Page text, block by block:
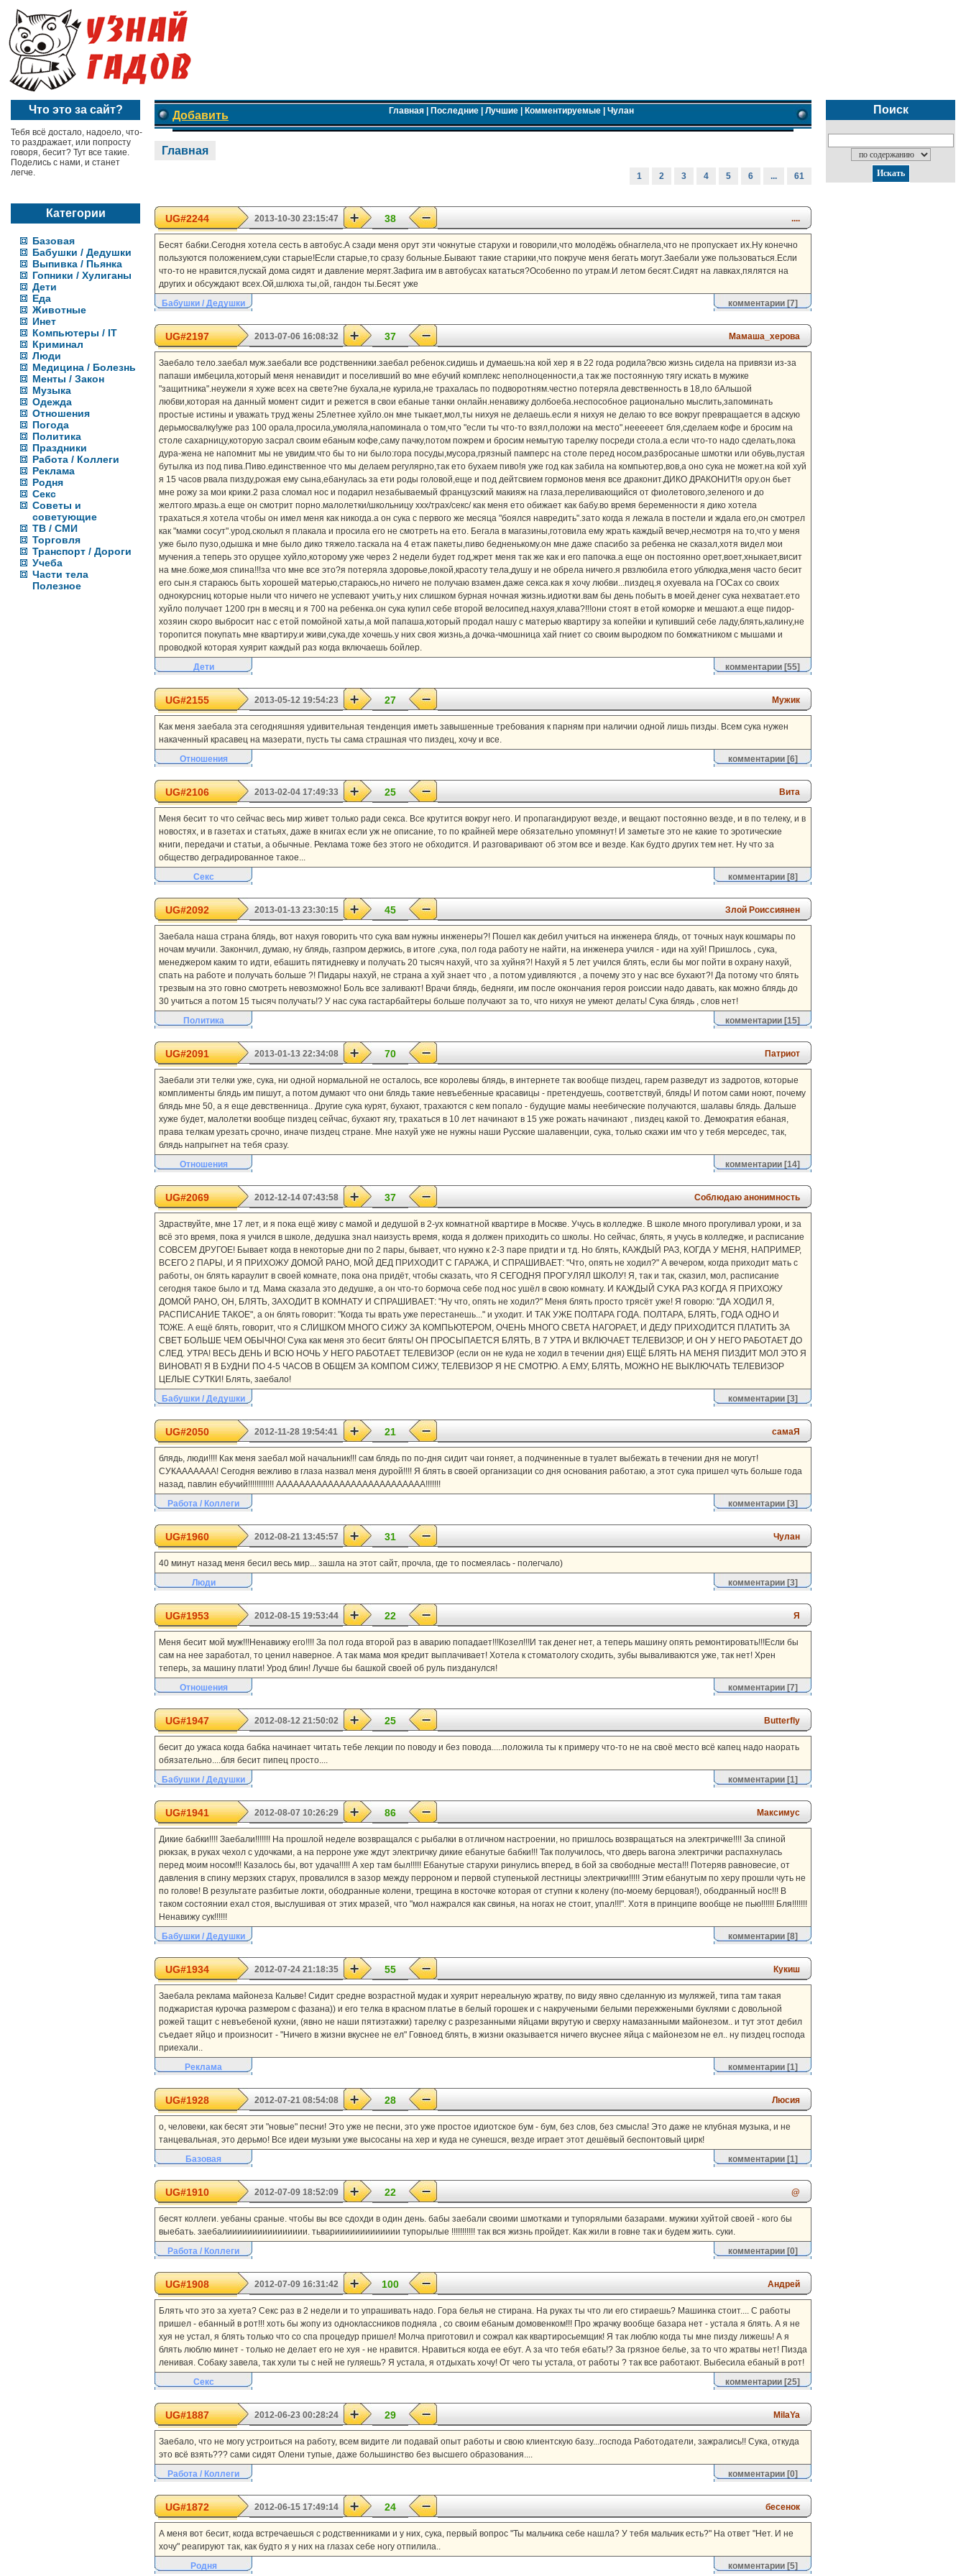
Что это за сайт?
Тебя всё достало, надоело, что-
то раздражает, или попросту
говоря, бесит? Тут все такие.
Поделись с нами, и станет
легче.
Категории
Базовая
Бабушки / Дедушки
Выпивка / Пьянка
Гопники / Хулиганы
Дети
Еда
Животные
Инет
Компьютеры / IT
Криминал
Люди
Медицина / Болезнь
Менты / Закон
Музыка
Одежда
Отношения
Погода
Политика
Праздники
Работа / Коллеги
Реклама
Родня
Секс
Советы и
советующие
ТВ / СМИ
Торговля
Транспорт / Дороги
Учеба
Части тела
Полезное
Добавить Главная| Последние| Лучшие| Комментируемые| Чулан
Главная
1 2 3 4 5 6 ... 61
UG#2244 2013-10-30 23:15:47 38 ....
Бесят бабки.Сегодня хотела сесть в автобус.А сзади меня орут эти чокнутые старухи и говорили,что молодёжь обнаглела,что не пропускает их.Ну конечно
пользуются положением,суки старые!Если старые,то сразу больные.Бывают такие старики,что покруче меня бегать могут.Заебали уже пользоваться.Если
что-то не нравится,пускай дома сидят и давление мерят.Зафига им в автобусах кататься?Особенно по утрам.И летом бесят.Сидят на лавках,пялятся на
других и обсуждают всех.Ой,шлюха ты,ой, гандон ты.Бесят уже
Бабушки / Дедушки
комментарии[7]
UG#2197 2013-07-06 16:08:32 37 Мамаша_херова
Заебало тело.заебал муж.заебали все родственники.заебал ребенок.сидишь и думаешь:на кой хер я в 22 года родила?всю жизнь сидела на привязи из-за
папаши имбецила,который меня ненавидит и поселивший во мне ебучий комплекс неполноценности,а так же постоянную тягу искать в мужике
"защитника".неужели я хуже всех на свете?не бухала,не курила,не трахалась по подворотням.честно потеряла девственность в 18,по бАльшой
любви,которая на данный момент сидит и режется в свои ебаные танки онлайн.ненавижу долбоеба.неспособное рационально мыслить,запоминать
простые истины и уважать труд жены 25летнее хуйло.он мне тыкает,мол,ты нихуя не делаешь.если я нихуя не делаю то все вокруг превращается в адскую
дерьмосвалку!уже раз 100 орала,просила,умоляла,напоминала о том,что "если ты что-то взял,положи на место".неееееет бля,сделаем кофе и бросим на
столе сахарницу,которую засрал своим ебаным кофе,саму пачку,потом пожрем и бросим немытую тарелку посреди стола.а если что-то надо сделать,пока
дура-жена не напомнит мы не увидим.что бы то ни было:гора посуды,мусора,грязный памперс на столе перед носом,разбросаные шмотки или обувь,пустая
бутылка из под пива.Пиво.единственное что мы делаем регулярно,так ето бухаем пиво!я уже год как забила на компьютер,вов,а оно сука не может.на кой хуй
я 15 часов рвала пизду,рожая ему сына,ебанулась за ети роды головой,еще и под дейтсвием гормонов меня все драконит.ДИКО ДРАКОНИТ!я ору.он бьет
мне рожу за мои крики.2 раза сломал нос и подарил незабываемый французский макияж на глаза,переливающийся от фиолетового,зеленого и до
желтого.мразь.а еще он смотрит порно.малолетки/школьницу xxx/трах/секс/ как меня ето обижает как бабу.во время беременности я дико хотела
трахаться.я хотела чтобы он имел меня как никогда.а он сука с первого же месяца "боялся навредить".зато когда я лежала в постели и ждала его,он смотрел
как "мамки сосут".урод.сколькл я плакала и просила его не смотреть на ето. Бегала в магазины,готовила ему жрать каждый вечер,несмотря на то,что у меня
уже было пузо,одышка и мне было дико тяжело.таскала на 4 етаж пакеты,пиво бедненькому.он мне даже спасибо за ребенка не сказал,хотя видел мои
мучения.а теперь это орущее хуйло,которому уже через 2 недели будет год,жрет меня так же как и его папочка.а еще он постоянно орет,воет,хныкает,висит
на мне.боже,моя спина!!!за что мне все это?я потеряла здоровье,покой,красоту тела,душу и не обрела ничего.я рвзлюбила етого ублюдка,меня часто бесит
его сын.я стараюсь быть хорошей матерью,стараюсь,но ничего не получаю взамен.даже секса.как я хочу любви...пиздец.я охуевала на ГОСах со своих
однокурсниц которые ныли что ничего не успевают учить,у них слишком бурная ночная жизнь.идиотки.вам бы день побыть в моей.денег сука нехватает.ето
хуйло получает 1200 грн в месяц и я 700 на ребенка.он сука купил себе второй велосипед.нахуя,клава?!!!они стоят в етой коморке и мешают.а еще пидор-
хозяин скоро выбросит нас с етой помойной хаты,а мой папаша,который продал нашу с матерью квартиру за копейки и купивший себе ладу,блять,калину,не
торопится покупать мне квартиру.и живи,сука,где хочешь.у них своя жизнь,а дочка-чмошница хай гниет со своим выродком по бомжатником с мышами и
проводкой которая хуярит каждый раз когда включаешь бойлер.
Дети
комментарии [55]
UG#2155 2013-05-12 19:54:23 27 Мужик
Как меня заебала эта сегодняшняя удивительная тенденция иметь завышенные требования к парням при наличии одной лишь пизды. Всем сука нужен
накаченный красавец на мазерати, пусть ты сама страшная что пиздец, хочу и все.
Отношения
комментарии[6]
UG#2106 2013-02-04 17:49:33 25 Вита
Меня бесит то что сейчас весь мир живет только ради секса. Все крутится вокруг него. И пропагандируют везде, и вещают постоянно везде, и в по телеку, и в
новостях, и в газетах и статьях, даже в книгах если уж не описание, то по крайней мере обязательно упомянут! И заметьте это не какие то эротические
книги, передачи и статьи, а обычные. Реклама тоже без этого не обходится. И разговаривают об этом все и везде. Как будто других тем нет. Ну что за
общество деградированное такое...
Секс
комментарии[8]
UG#2092 2013-01-13 23:30:15 45 Злой Роиссиянен
Заебала наша страна блядь, вот нахуя говорить что сука вам нужны инженеры?! Пошел как дебил учиться на инженера блядь, от точных наук кошмары по
ночам мучили. Закончил, думаю, ну блядь, газпром держись, в итоге ,сука, пол года работу не найти, на инженера учился - иди на хуй! Пришлось , сука,
менеджером каким то идти, ебашить пятидневку и получать 20 тысяч нахуй, что за хуйня?! Нахуй я 5 лет учился блять, если бы мог пойти в охрану нахуй,
спать на работе и получать больше ?! Пидары нахуй, не страна а хуй знает что , а потом удивляются , а почему это у нас все бухают?! Да потому что блять
трезвым на это говно смотреть невозможно! Боль все заливают! Врачи блядь, бедняги, им после окончания героя роиссии надо давать, как можно блядь до
30 учиться а потом 15 тысяч получать!? У нас сука гастарбайтеры больше получают за то, что нихуя не умеют делать! Сука блядь , слов нет!
Политика
комментарии [15]
UG#2091 2013-01-13 22:34:08 70 Патриот
Заебали эти телки уже, сука, ни одной нормальной не осталось, все королевы блядь, в интернете так вообще пиздец, гарем разведут из задротов, которые
комплименты блядь им пишут, а потом думают что они блядь такие невъебенные красавицы - претендуешь, соответствуй, блядь! И потом сами ноют, почему
блядь мне 50, а я еще девственница.. Другие сука курят, бухают, трахаются с кем попало - будущие мамы неебические получаются, шалавы блядь. Дальше
хуже будет, малолетки вообще пиздец сейчас, бухают ягу, трахаться в 10 лет начинают в 15 уже рожать начинают , пиздец какой то. Демократия ебаная,
права телкам урезать срочно, иначе пиздец стране. Мне нахуй уже не нужны наши Русские шалавенции, сука, только скажи им что у тебя мерседес, так,
блядь напрыгнет на тебя сразу.
Отношения
комментарии [14]
UG#2069 2012-12-14 07:43:58 37 Соблюдаю анонимность
Здраствуйте, мне 17 лет, и я пока ещё живу с мамой и дедушой в 2-ух комнатной квартире в Москве. Учусь в колледже. В школе много прогуливал уроки, и за
всё это время, пока я учился в школе, дедушка знал наизусть время, когда я должен приходить со школы. Но сейчас, блять, я учусь в колледже, и расписание
СОВСЕМ ДРУГОЕ! Бывает когда в некоторые дни по 2 пары, бывает, что нужно к 2-3 паре придти и тд. Но блять, КАЖДЫЙ РАЗ, КОГДА У МЕНЯ, НАПРИМЕР,
ВСЕГО 2 ПАРЫ, И Я ПРИХОЖУ ДОМОЙ РАНО, МОЙ ДЕД ПРИХОДИТ С ГАРАЖА, И СПРАШИВАЕТ: "Что, опять не ходил?" А вечером, когда приходит мать с
работы, он блять караулит в своей комнате, пока она придёт, чтобы сказать, что Я СЕГОДНЯ ПРОГУЛЯЛ ШКОЛУ! Я, так и так, сказил, мол, расписание
сегодня такое было и тд. Мама сказала это дедушке, а он что-то бормоча себе под нос ушёл в свою комнату. И КАЖДЫЙ СУКА РАЗ КОГДА Я ПРИХОЖУ
ДОМОЙ РАНО, ОН, БЛЯТЬ, ЗАХОДИТ В КОМНАТУ И СПРАШИВАЕТ: "Ну что, опять не ходил?" Меня блять просто трясёт уже! Я говорю: "ДА ХОДИЛ Я,
РАСПИСАНИЕ ТАКОЕ", а он блять говорит: "Когда ты врать уже перестанешь..." и уходит. И ТАК УЖЕ ПОЛТАРА ГОДА. ПОЛТАРА, БЛЯТЬ, ГОДА ОДНО И
ТОЖЕ. А ещё блять, говорит, что я СЛИШКОМ МНОГО СИЖУ ЗА КОМПЬЮТЕРОМ, ОЧЕНЬ МНОГО СВЕТА НАГОРАЕТ, И ДЕДУ ПРИХОДИТСЯ ПЛАТИТЬ ЗА
СВЕТ БОЛЬШЕ ЧЕМ ОБЫЧНО! Сука как меня это бесит блять! ОН ПРОСЫПАЕТСЯ БЛЯТЬ, В 7 УТРА И ВКЛЮЧАЕТ ТЕЛЕВИЗОР, И ОН У НЕГО РАБОТАЕТ ДО
СЛЕД. УТРА! ВЕСЬ ДЕНЬ И ВСЮ НОЧЬ У НЕГО РАБОТАЕТ ТЕЛЕВИЗОР (если он не куда не ходил в течении дня) ЕЩЁ БЛЯТЬ НА МЕНЯ ПИЗДИТ МОЛ ЭТО Я
ВИНОВАТ! Я В БУДНИ ПО 4-5 ЧАСОВ В ОБЩЕМ ЗА КОМПОМ СИЖУ, ТЕЛЕВИЗОР Я НЕ СМОТРЮ. А ЕМУ, БЛЯТЬ, МОЖНО НЕ ВЫКЛЮЧАТЬ ТЕЛЕВИЗОР
ЦЕЛЫЕ СУТКИ! Блять, заебало!
Бабушки / Дедушки
комментарии[3]
UG#2050 2012-11-28 19:54:41 21 самаЯ
блядь, люди!!!! Как меня заебал мой начальник!!! сам блядь по по-дня сидит чаи гоняет, а подчиненные в туалет выбежать в течении дня не могут!
СУКААААААА! Сегодня вежливо в глаза назвал меня дурой!!!! Я блять в своей организации со дня основания работаю, а этот сука пришел чуть больше года
назад, павлин ебучий!!!!!!!!!!!! АААААААААААААААААААААААААА!!!!!!!
Работа / Коллеги
комментарии[3]
UG#1960 2012-08-21 13:45:57 31 Чулан
40 минут назад меня бесил весь мир... зашла на этот сайт, прочла, где то посмеялась - полегчало)
Люди
комментарии[3]
UG#1953 2012-08-15 19:53:44 22 Я
Меня бесит мой муж!!!Ненавижу его!!!! За пол года второй раз в аварию попадает!!!Козел!!!И так денег нет, а теперь машину опять ремонтировать!!!Если бы
сам на нее заработал, то ценил наверное. А так мама моя кредит выплачивает! Хотела к стоматологу сходить, зубы вываливаются уже, так нет! Хрен
теперь, за машину плати! Урод блин! Лучше бы башкой своей об руль пизданулся!
Отношения
комментарии[7]
UG#1947 2012-08-12 21:50:02 25 Butterfly
бесит до ужаса когда бабка начинает читать тебе лекции по поводу и без повода.....положила ты к примеру что-то не на своё место всё капец надо наорать
обязательно....бля бесит пипец просто....
Бабушки / Дедушки
комментарии[1]
UG#1941 2012-08-07 10:26:29 86 Максимус
Дикие бабки!!!! Заебали!!!!!!! На прошлой неделе возвращался с рыбалки в отличном настроении, но пришлось возвращаться на электричке!!!! За спиной
рюкзак, в руках чехол с удочками, а на перроне уже ждут электричку дикие ебанутые бабки!!! Так получилось, что дверь вагона электрички распахнулась
перед моим носом!!! Казалось бы, вот удача!!!!! А хер там был!!!!! Ебанутые старухи ринулись вперед, в бой за свободные места!!! Потеряв равновесие, от
давления в спину мерзких старух, провалился в зазор между перроном и первой ступенькой лестницы электрички!!!!! Этим ебанутым по херу прошли чуть не
по голове! В результате разбитые локти, ободранные колени, трещина в косточке которая от ступни к колену (по-моему берцовая!), ободранный нос!!! В
таком состоянии ехал стоя, выслушивая от этих мразей, что "мол нажрался как свинья, на ногах не стоит, упал!!!". Хотя в принципе вообще не пью!!!!!! Бля!!!!!!!
Ненавижу сук!!!!!!
Бабушки / Дедушки
комментарии[8]
UG#1934 2012-07-24 21:18:35 55 Кукиш
Заебала реклама майонеза Кальве! Сидит средне возрастной мудак и хуярит нереальную жратву, по виду явно сделанную из муляжей, типа там такая
поджаристая курочка размером с фазана)) и его телка в красном платье в белый горошек и с накручеными белыми пережжеными буклями с довольной
рожей тащит с невъебеной кухни, (явно не наши пятиэтажки) тарелку с разрезанными яйцами вкрутую и сверху намазанными майонезом.. и тут этот дебил
съедает яйцо и произносит - "Ничего в жизни вкуснее не ел" Говноед блять, в жизни оказывается ничего вкуснее яйца с майонезом не ел.. ну пиздец господа
приехали..
Реклама
комментарии[1]
UG#1928 2012-07-21 08:54:08 28 Люсия
о, человеки, как бесят эти "новые" песни! Это уже не песни, это уже простое идиотское бум - бум, без слов, без смысла! Это даже не клубная музыка, и не
танцевальная, это дерьмо! Все идеи музыки уже высосаны на хер и куда не сунешся, везде играет этот дешёвый беспонтовый цирк!
Базовая
комментарии[1]
UG#1910 2012-07-09 18:52:09 22 @
бесят коллеги. уебаны сраные. чтобы вы все сдохди в один день. бабы заебали своими шмотками и тупорялыми базарами. мужики хуйтой своей - кого бы
выебать. заебалииииииииииииииии. тьвариииииииииииии тупорылые !!!!!!!!!!! так вся жизнь пройдет. Как жили в говне так и будем жить. суки.
Работа / Коллеги
комментарии[0]
UG#1908 2012-07-09 16:31:42 100 Андрей
Блять что это за хуета? Секс раз в 2 недели и то упрашивать надо. Гора белья не стирана. На руках ты что ли его стираешь? Машинка стоит.... С работы
пришел - ебанный в рот!!! хоть бы жопу из одноклассников подняла , со своим ебаным домовенком!!! Про жрачку вообще базара нет - устала я блять. А я не
хуя не устал, я блять только что со спа процедур пришел! Молча приготовил и сожрал как квартиросьемщик! Я так люблю когда ты мне пизду лижешь! А я
блять люблю минет - только не делает его не хуя - не нравится. Нравиться когда ее ебут. А за что тебя ебать!? За грязное белье, за то что жратвы нет! Пизда
ленивая. Собаку завела, так хули ты с ней не гуляешь? Я устала, я отдыхать хочу! От чего ты устала, от работы ? так все работают. Выбесила ебаный в рот!
Секс
комментарии [25]
UG#1887 2012-06-23 00:28:24 29 MilaYa
Заебало, что не могу устроиться на работу, всем видите ли подавай опыт работы и свою клиентскую базу...господа Работодатели, зажрались!! Сука, откуда
это всё взять??? сами сидят Олени тупые, даже большинство без высшего образования....
Работа / Коллеги
комментарии[0]
UG#1872 2012-06-15 17:49:14 24 бесенок
А меня вот бесит, когда встречаешься с родственниками и у них, сука, первый вопрос "Ты мальчика себе нашла? У тебя мальчик есть?" На ответ "Нет. И не
хочу" реагируют так, как будто я у них на глазах себе ногу отпилила..
Родня
комментарии[5]
Поиск